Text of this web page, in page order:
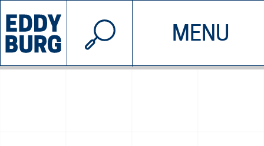
MENU
INIZIATIVE CHI SIAMO
© 2026 EDDYBURG